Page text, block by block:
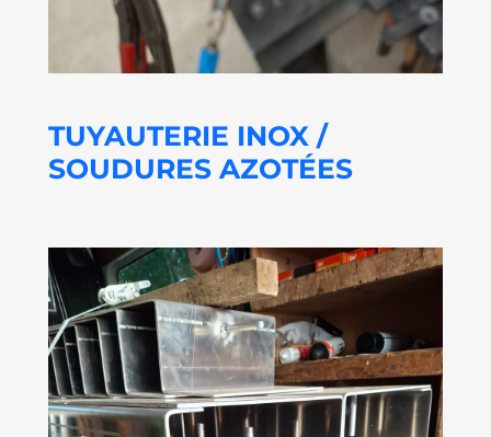
TUYAUTERIE INOX /
SOUDURES AZOTÉES